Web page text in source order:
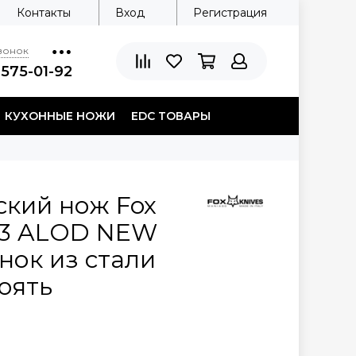
Контакты Вход Регистрация
01-92
КУХОННЫЕ НОЖИ EDC ТОВАРЫ
нож Fox
ALOD NEW
из стали